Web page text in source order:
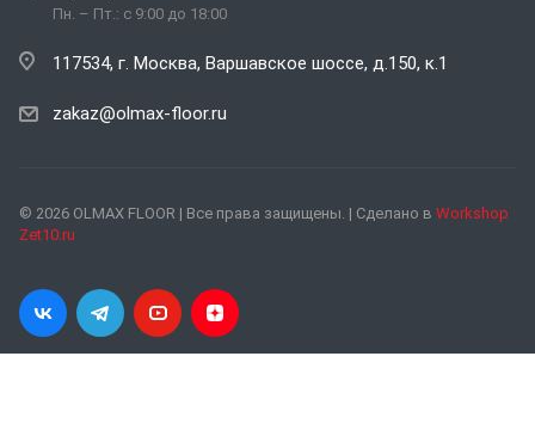
Пн. – Пт.: с 9:00 до 18:00
117534, г. Москва, Варшавское шоссе, д.150, к.1
zakaz@olmax-floor.ru
© 2026 OLMAX FLOOR | Все права защищены. | Сделано в Workshop
Zet10.ru